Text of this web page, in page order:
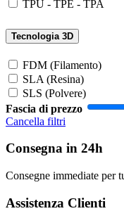
TPU - TPE - TPA
Tecnologia 3D
FDM (Filamento)
SLA (Resina)
SLS (Polvere)
Fascia di prezzo
Cancella filtri
Consegna in 24h
Consegne immediate per
Assistenza Clienti